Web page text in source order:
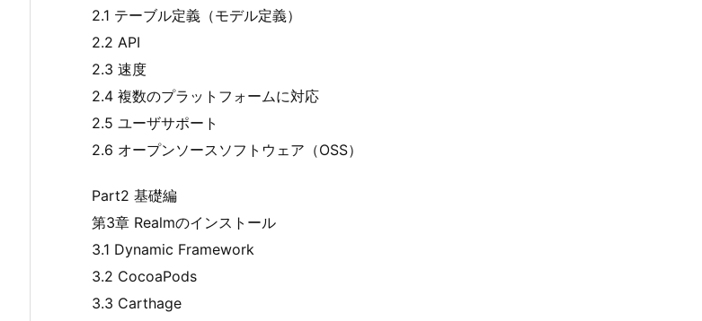
2.1 テーブル定義（モデル定義）
2.2 API
2.3 速度
2.4 複数のプラットフォームに対応
2.5 ユーザサポート
2.6 オープンソースソフトウェア（OSS）
Part2 基礎編
第3章 Realmのインストール
3.1 Dynamic Framework
3.2 CocoaPods
3.3 Carthage